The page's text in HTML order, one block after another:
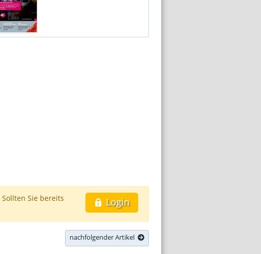
Login
Sie bereits
nachfolgender Artikel